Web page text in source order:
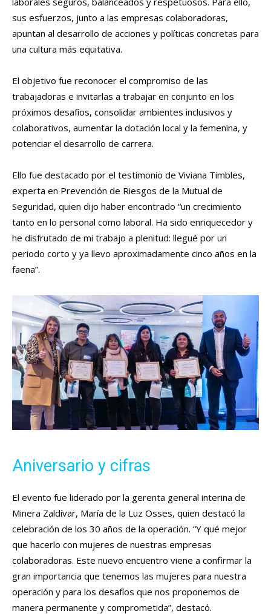
sus esfuerzos, junto a las empresas colaboradoras,
apuntan al desarrollo de acciones y políticas concretas para
una cultura más equitativa.
El objetivo fue reconocer el compromiso de las
trabajadoras e invitarlas a trabajar en conjunto en los
próximos desafíos, consolidar ambientes inclusivos y
colaborativos, aumentar la dotación local y la femenina, y
potenciar el desarrollo de carrera.
Ello fue destacado por el testimonio de Viviana Timbles,
experta en Prevención de Riesgos de la Mutual de
Seguridad, quien dijo haber encontrado “un crecimiento
tanto en lo personal como laboral. Ha sido enriquecedor y
he disfrutado de mi trabajo a plenitud: llegué por un
periodo corto y ya llevo aproximadamente cinco años en la
faena”.
Aniversario y cifras
El evento fue liderado por la gerenta general interina de
Minera Zaldívar, María de la Luz Osses, quien destacó la
celebración de los 30 años de la operación. “Y qué mejor
que hacerlo con mujeres de nuestras empresas
colaboradoras. Este nuevo encuentro viene a confirmar la
gran importancia que tenemos las mujeres para nuestra
operación y para los desafíos que nos proponemos de
manera permanente y comprometida”, destacó.